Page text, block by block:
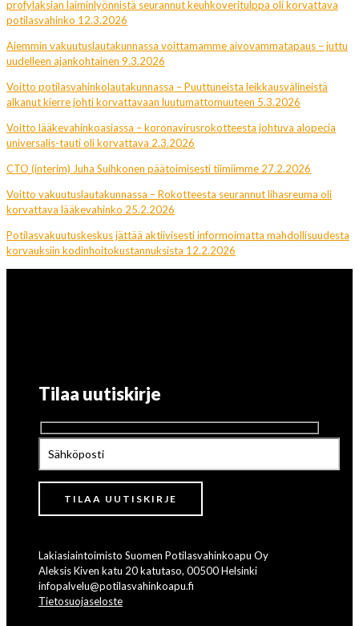
profylaksian laiminlyönnistä seurannut keuhkoveritulppa oli korvattava
potilasvahinko 12.3.2026
Aiemmin vakuutuslautakunnassa voittamamme aivovammatapaus – juttu
uudelleen ajankohtainen 9.3.2026
Voitto potilasvahinkolautakunnassa – Puuttuneista leikkausvälineistä
alkanut kierre johti korvattavaan luutumattomuuteen 5.3.2026
Voitto lääkevahinkoasiassa – koronavirusrokotteesta johtuva alopecia
universalis-tauti oli korvattava 2.3.2026
CTO (interim) Juha Suihkonen päätoimisesti tiimiimme 27.2.2026
Voitto vakuutuslautakunnassa – Rokotteesta seurannut lihasreuma oli
korvattava lääkevahinko 25.2.2026
Potilasvakuutuskeskus jättää aktiivisesti informoimatta mahdollisuudesta
korvauksiin kodinhoitokustannuksista 12.2.2026
Tilaa uutiskirje
Lakiasiaintoimisto Suomen Potilasvahinkoapu Oy
Aleksis Kiven katu 20 katutaso, 00500 Helsinki
infopalvelu@potilasvahinkoapu.fi
Tietosuojaseloste